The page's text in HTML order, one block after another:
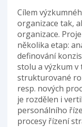
Cílem
organizace tak,
organizace.
několika etap:
definování
stolu a výzkum
strukturované
resp. nových
je rozdělen i
personálního
procesy řízení